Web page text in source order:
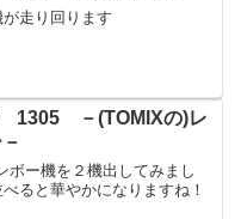
走り回ります
1305 －(TOMIXの)レ
ボー機を２機出してみまし
ると華やかになりますね！